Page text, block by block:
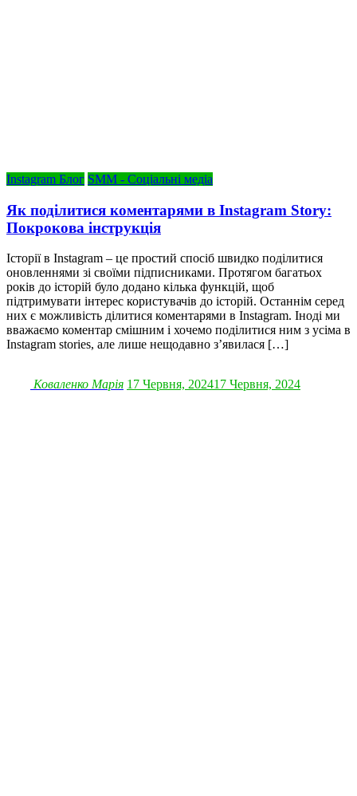
Instagram Блог SMM - Соціальні медіа
Як поділитися коментарями в Instagram Story:
Покрокова інструкція
Історії в Instagram – це простий спосіб швидко поділитися
оновленнями зі своїми підписниками. Протягом багатьох
років до історій було додано кілька функцій, щоб
підтримувати інтерес користувачів до історій. Останнім серед
них є можливість ділитися коментарями в Instagram. Іноді ми
вважаємо коментар смішним і хочемо поділитися ним з усіма в
Instagram stories, але лише нещодавно з’явилася […]
Коваленко Марія 17 Червня, 202417 Червня, 2024